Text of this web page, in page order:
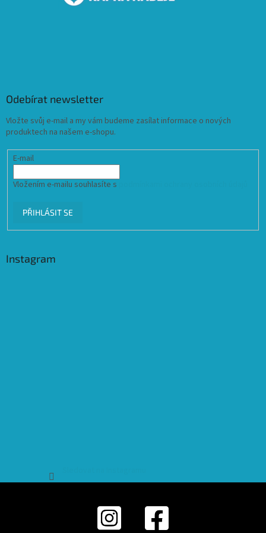
Odebírat newsletter
Vložte svůj e-mail a my vám budeme zasílat informace o nových
produktech na našem e-shopu.
E-mail
Vložením e-mailu souhlasíte s
PŘIHLÁSIT SE
Instagram